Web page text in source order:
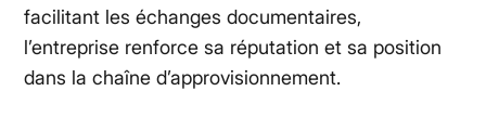
facilitant les échanges documentaires,
l’entreprise renforce sa réputation et sa position
dans la chaîne d’approvisionnement.